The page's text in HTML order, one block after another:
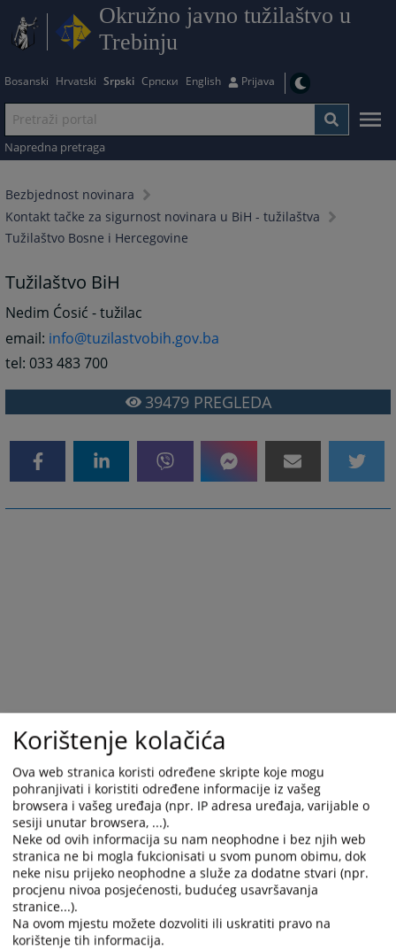
Okružno javno tužilaštvo u
Trebinju
Bosanski Hrvatski Srpski Српски English Prijava
Napredna pretraga
Bezbjednost novinara
Kontakt tačke za sigurnost novinara u BiH - tužilaštva
Tužilaštvo Bosne i Hercegovine
Tužilaštvo BiH
Nedim Ćosić - tužilac
email: info@tuzilastvobih.gov.ba
tel: 033 483 700
39479PREGLEDA
Korištenje kolačića
Ova web stranica koristi određene skripte koje mogu
pohranjivati i koristiti određene informacije iz vašeg
browsera i vašeg uređaja (npr. IP adresa uređaja, varijable o
sesiji unutar browsera, ...).
Neke od ovih informacija su nam neophodne i bez njih web
stranica ne bi mogla fukcionisati u svom punom obimu, dok
neke nisu prijeko neophodne a služe za dodatne stvari (npr.
procjenu nivoa posjećenosti, budućeg usavršavanja
stranice...).
Na ovom mjestu možete dozvoliti ili uskratiti pravo na
korištenje tih informacija.